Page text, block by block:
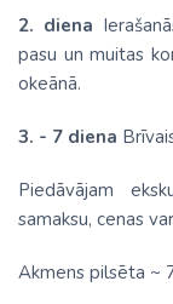
2. diena
pasu un muitas
okeānā.
3. - 7 diena
Piedāvājam
samaksu, cenas
Akmens pilsēta ~